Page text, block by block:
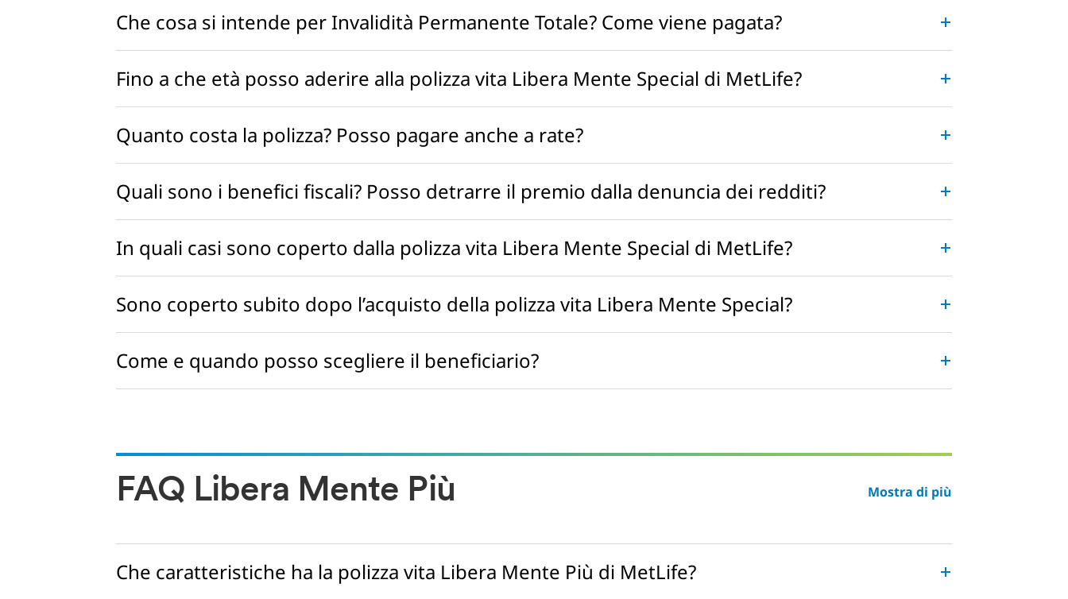
Che cosa si intende per Invalidità Permanente Totale? Come viene pagata?
Fino a che età posso aderire alla polizza vita Libera Mente Special di MetLife?
Quanto costa la polizza? Posso pagare anche a rate?
Quali sono i benefici fiscali? Posso detrarre il premio dalla denuncia dei redditi?
In quali casi sono coperto dalla polizza vita Libera Mente Special di MetLife?
Sono coperto subito dopo l’acquisto della polizza vita Libera Mente Special?
Come e quando posso scegliere il beneficiario?
FAQ Libera Mente Più Mostra di più
Che caratteristiche ha la polizza vita Libera Mente Più di MetLife?